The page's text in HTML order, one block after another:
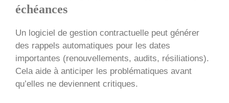
échéances
Un logiciel de gestion contractuelle peut générer
des rappels automatiques pour les dates
importantes (renouvellements, audits, résiliations).
Cela aide à anticiper les problématiques avant
qu’elles ne deviennent critiques.